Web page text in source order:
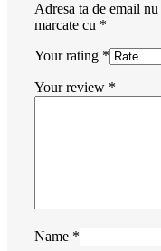
Adresa ta de email
marcate cu *
Your rating *
Your review *
Name *